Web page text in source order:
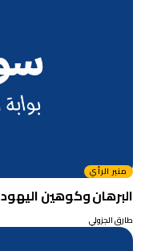
منبر الرأي
البرهان وكوهين
طارق الجزولي